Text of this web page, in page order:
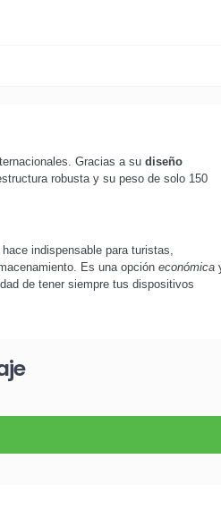
Gracias a su diseño
robusta y su peso de solo 150
indispensable para turistas,
Es una opción económica
de tener siempre tus dispositivos